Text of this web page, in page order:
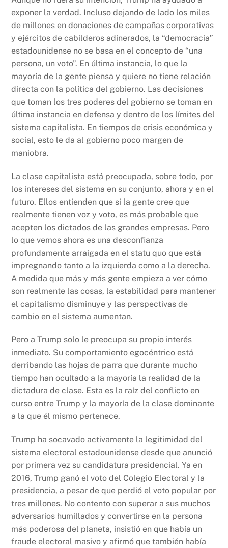
exponer la verdad. Incluso dejando de lado los miles
de millones en donaciones de campañas corporativas
y ejércitos de cabilderos adinerados, la “democracia”
estadounidense no se basa en el concepto de “una
persona, un voto”. En última instancia, lo que la
mayoría de la gente piensa y quiere no tiene relación
directa con la política del gobierno. Las decisiones
que toman los tres poderes del gobierno se toman en
última instancia en defensa y dentro de los límites del
sistema capitalista. En tiempos de crisis económica y
social, esto le da al gobierno poco margen de
maniobra.
La clase capitalista está preocupada, sobre todo, por
los intereses del sistema en su conjunto, ahora y en el
futuro. Ellos entienden que si la gente cree que
realmente tienen voz y voto, es más probable que
acepten los dictados de las grandes empresas. Pero
lo que vemos ahora es una desconfianza
profundamente arraigada en el statu quo que está
impregnando tanto a la izquierda como a la derecha.
A medida que más y más gente empieza a ver cómo
son realmente las cosas, la estabilidad para mantener
el capitalismo disminuye y las perspectivas de
cambio en el sistema aumentan.
Pero a Trump solo le preocupa su propio interés
inmediato. Su comportamiento egocéntrico está
derribando las hojas de parra que durante mucho
tiempo han ocultado a la mayoría la realidad de la
dictadura de clase. Esta es la raíz del conflicto en
curso entre Trump y la mayoría de la clase dominante
a la que él mismo pertenece.
Trump ha socavado activamente la legitimidad del
sistema electoral estadounidense desde que anunció
por primera vez su candidatura presidencial. Ya en
2016, Trump ganó el voto del Colegio Electoral y la
presidencia, a pesar de que perdió el voto popular por
tres millones. No contento con superar a sus muchos
adversarios humillados y convertirse en la persona
más poderosa del planeta, insistió en que había un
fraude electoral masivo y afirmó que también había